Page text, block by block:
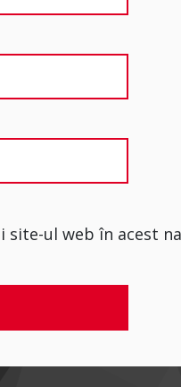
site-ul web în acest